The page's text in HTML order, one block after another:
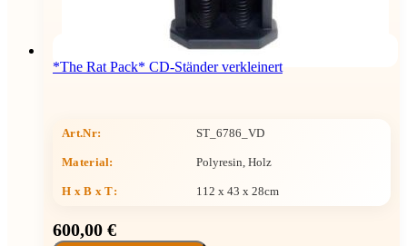
*The Rat Pack* CD-Ständer verkleinert
Art.Nr: ST_6786_VD
Material: Polyresin, Holz
H x B x T: 112 x 43 x 28cm
600,00 €